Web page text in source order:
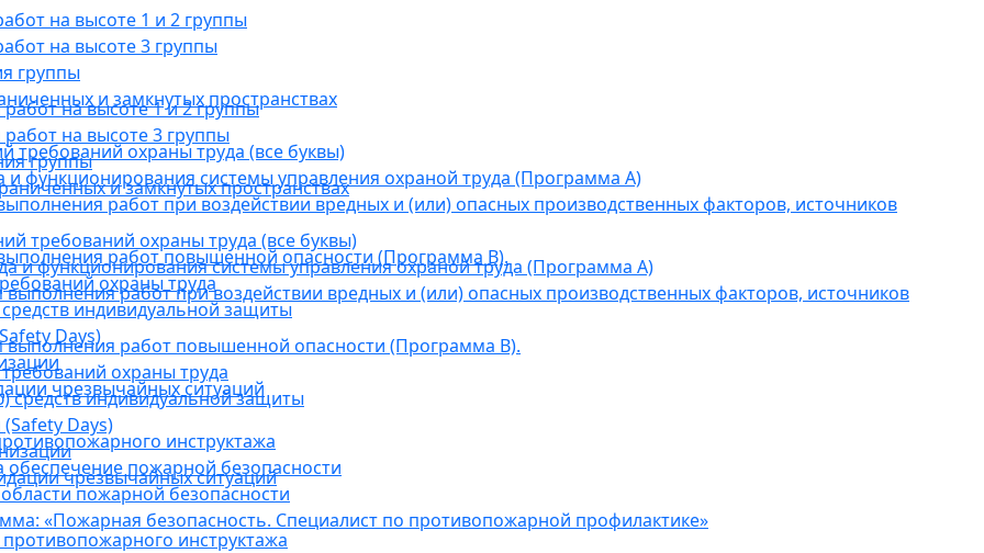
на высоте 1 и 2 группы
на высоте 3 группы
группы
и замкнутых пространствах
требований охраны труда (все буквы)
функционирования системы управления охраной труда (Программа А)
работ при воздействии вредных и (или) опасных производственных факторов, источников
работ повышенной опасности (Программа В).
охраны труда
индивидуальной защиты
Days)
чрезвычайных ситуаций
инструктажа
пожарной безопасности
пожарной безопасности
«Пожарная безопасность. Специалист по противопожарной профилактике»
на высоте 1 и 2 группы
на высоте 3 группы
группы
и замкнутых пространствах
требований охраны труда (все буквы)
и функционирования системы управления охраной труда (Программа А)
работ при воздействии вредных и (или) опасных производственных факторов, источников
работ повышенной опасности (Программа В).
охраны труда
индивидуальной защиты
Days)
чрезвычайных ситуаций
инструктажа